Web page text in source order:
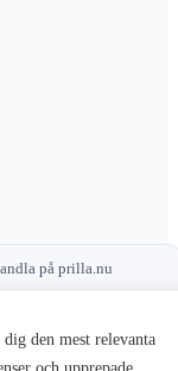
den mest relevanta
och upprepade
på prilla.nu